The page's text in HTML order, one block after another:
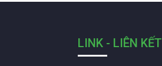
LINK - LIÊN KẾT